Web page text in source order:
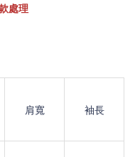
處理
肩寬 袖長